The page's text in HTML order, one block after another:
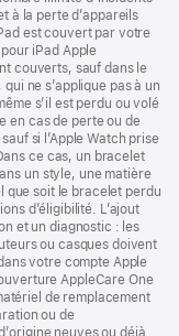
à la perte d’appareils
est couvert par votre
iPad Apple
couverts, sauf dans le
ne s’applique pas à un
s’il est perdu ou volé
en cas de perte ou de
si l’Apple Watch prise
ce cas, un bracelet
un style, une matière
que soit le bracelet perdu
d’éligibilité. L’ajout
et un diagnostic : les
ou casques doivent
votre compte Apple
AppleCare One
de remplacement
ou de
neuves ou déjà